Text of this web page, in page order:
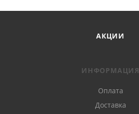
АКЦИИ
ИНФОРМАЦИЯ
Оплата
Доставка